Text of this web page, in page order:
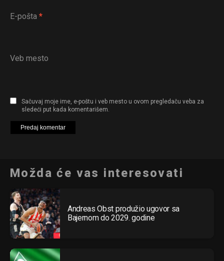
E-pošta *
Veb mesto
Sačuvaj moje ime, e-poštu i veb mesto u ovom pregledaču veba za
sledeći put kada komentarišem.
Možda će vas interesovati
Andreas Obst produžio ugovor sa
Bajernom do 2029. godine